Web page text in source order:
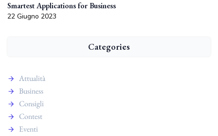
Smartest Applications for Business
22 Giugno 2023
Categories
Attualità
Business
Consigli
Contest
Eventi